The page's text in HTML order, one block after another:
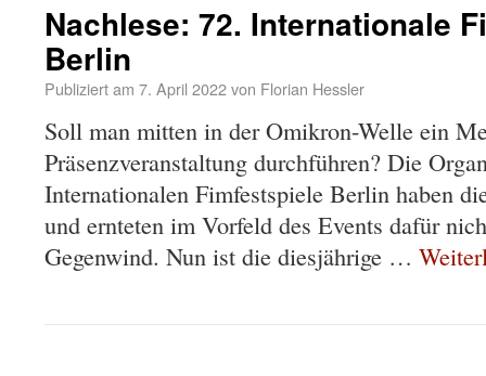
Nachlese: 72. Internationale
Berlin
Publiziert am 7. April 2022von Florian Hessler
Soll man mitten in der Omikron-Welle ein
Präsenzveranstaltung durchführen? Die
Internationalen Fimfestspiele Berlin haben
und ernteten im Vorfeld des Events dafür
Gegenwind. Nun ist die diesjährige …